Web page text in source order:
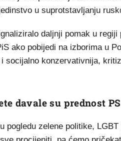
u suprotstavljanju
daljnji pomak u
ako pobijedi na izborima u
socijalno konzervativnija,
davale su prednost
pogledu zelene politike,